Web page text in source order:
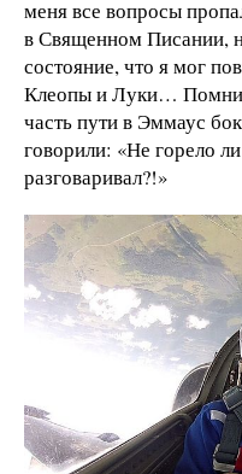
меня все вопросы
в Священном Писании,
состояние, что я мог
Клеопы и Луки…
часть пути в Эммаус
говорили: «Не горело
разговаривал?!»